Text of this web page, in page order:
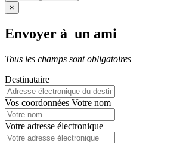
×
Envoyer à un ami
Tous les champs sont obligatoires
Destinataire
Vos coordonnées Votre nom
Votre adresse électronique